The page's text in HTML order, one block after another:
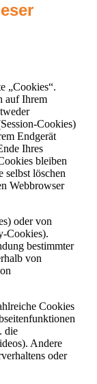
„Cookies“.
auf Ihrem
Cookies)
Endgerät
Ihres
bleiben
selbst löschen
Webbrowser
oder von
Cookies).
bestimmter
von
Cookies
die
Andere
oder